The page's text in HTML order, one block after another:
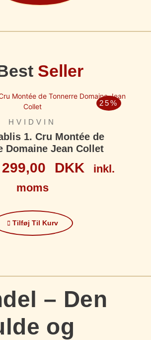
Seller
25%
HVIDVIN
1. Cru Montée de
Domaine Jean Collet
299,00 DKK
inkl.
moms
Tilføj Til Kurv
– Den
og